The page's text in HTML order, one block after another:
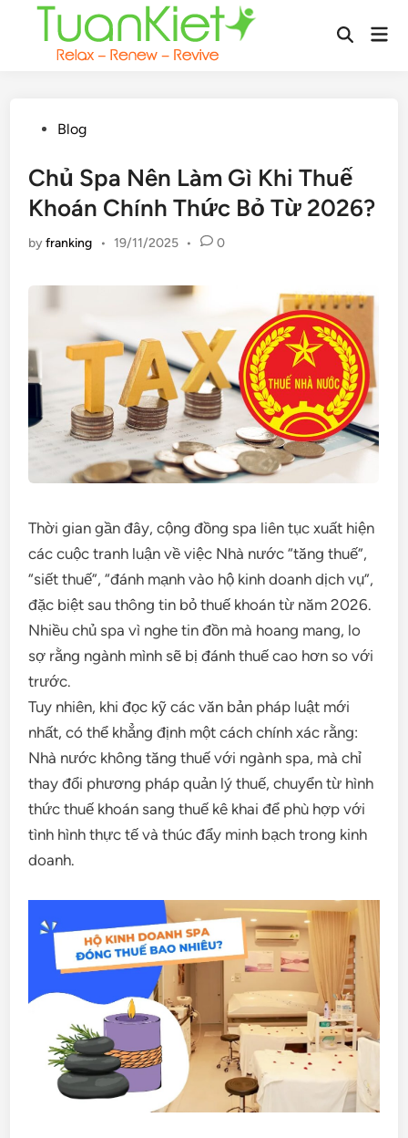
Open
PostedBlog
Chủ Spa Nên Làm Gì Khi Thuế
Khoán Chính Thức Bỏ Từ 2026?
byfranking • 19/11/2025 • 0
Thời gian gần đây, cộng đồng spa liên tục xuất hiện
các cuộc tranh luận về việc Nhà nước “tăng thuế”,
“siết thuế”, “đánh mạnh vào hộ kinh doanh dịch vụ”,
đặc biệt sau thông tin bỏ thuế khoán từ năm 2026.
Nhiều chủ spa vì nghe tin đồn mà hoang mang, lo
sợ rằng ngành mình sẽ bị đánh thuế cao hơn so với
trước.
Tuy nhiên, khi đọc kỹ các văn bản pháp luật mới
nhất, có thể khẳng định một cách chính xác rằng:
Nhà nước không tăng thuế với ngành spa, mà chỉ
thay đổi phương pháp quản lý thuế, chuyển từ hình
thức thuế khoán sang thuế kê khai để phù hợp với
tình hình thực tế và thúc đẩy minh bạch trong kinh
doanh.